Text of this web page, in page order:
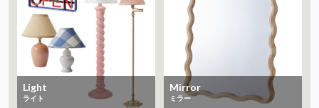
Light
ライト
Mirror
ミラー